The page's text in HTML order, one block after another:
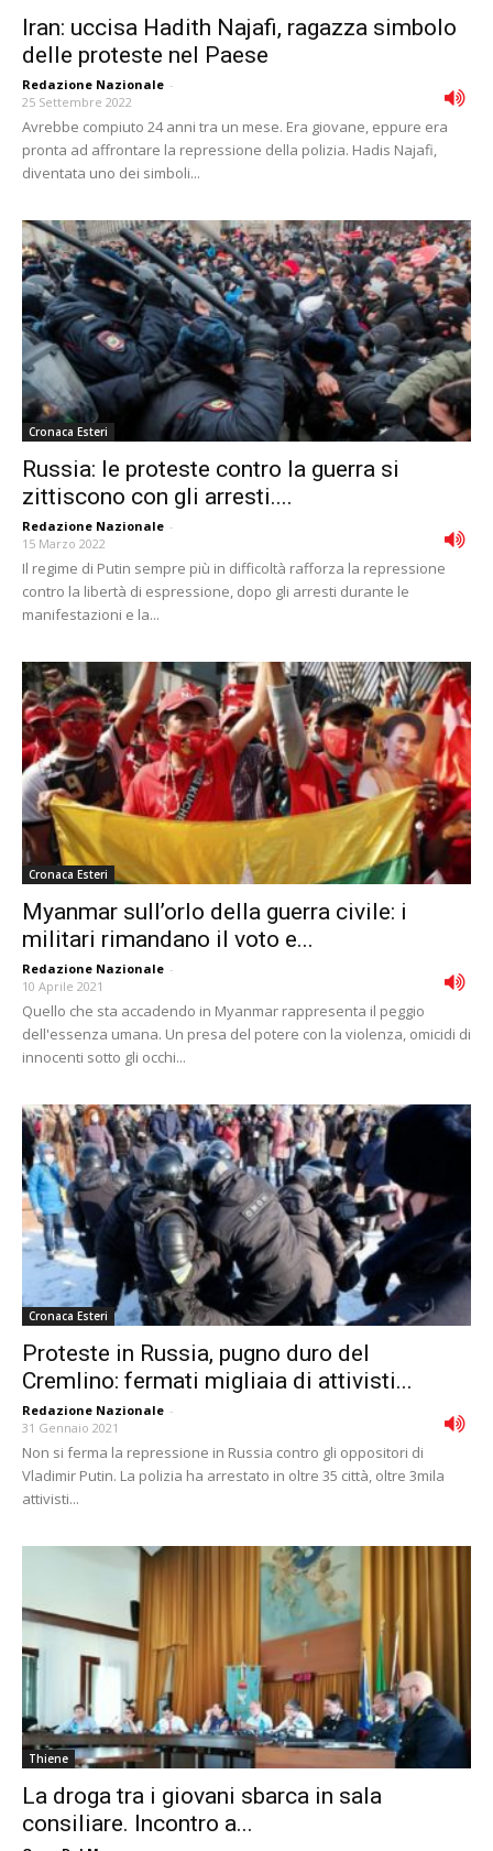
Iran: uccisa Hadith Najafi, ragazza simbolo
delle proteste nel Paese
Redazione Nazionale -
25 Settembre 2022
Avrebbe compiuto 24 anni tra un mese. Era giovane, eppure era
pronta ad affrontare la repressione della polizia. Hadis Najafi,
diventata uno dei simboli...
Cronaca Esteri
Russia: le proteste contro la guerra si
zittiscono con gli arresti....
Redazione Nazionale -
15 Marzo 2022
Il regime di Putin sempre più in difficoltà rafforza la repressione
contro la libertà di espressione, dopo gli arresti durante le
manifestazioni e la...
Cronaca Esteri
Myanmar sull’orlo della guerra civile: i
militari rimandano il voto e...
Redazione Nazionale -
10 Aprile 2021
Quello che sta accadendo in Myanmar rappresenta il peggio
dell'essenza umana. Un presa del potere con la violenza, omicidi di
innocenti sotto gli occhi...
Cronaca Esteri
Proteste in Russia, pugno duro del
Cremlino: fermati migliaia di attivisti...
Redazione Nazionale -
31 Gennaio 2021
Non si ferma la repressione in Russia contro gli oppositori di
Vladimir Putin. La polizia ha arrestato in oltre 35 città, oltre 3mila
attivisti...
Thiene
La droga tra i giovani sbarca in sala
consiliare. Incontro a...